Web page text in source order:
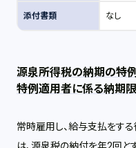
添付書類 なし
源泉所得税の納期の特
特例適用者に係る納期
常時雇用し、給与支払をす